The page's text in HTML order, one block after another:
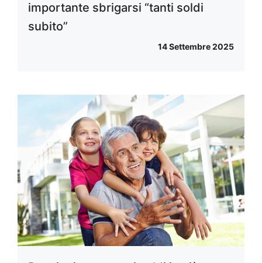
importante sbrigarsi “tanti soldi
subito”
14 Settembre 2025